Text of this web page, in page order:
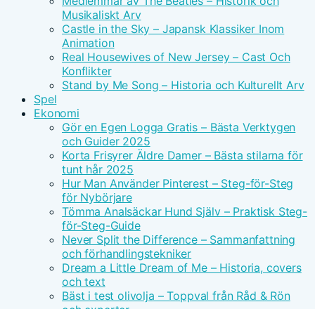
Musikaliskt Arv
Castle in the Sky – Japansk Klassiker Inom
Animation
Real Housewives of New Jersey – Cast Och
Konflikter
Stand by Me Song – Historia och Kulturellt Arv
Spel
Ekonomi
Gör en Egen Logga Gratis – Bästa Verktygen
och Guider 2025
Korta Frisyrer Äldre Damer – Bästa stilarna för
tunt hår 2025
Hur Man Använder Pinterest – Steg-för-Steg
för Nybörjare
Tömma Analsäckar Hund Själv – Praktisk Steg-
för-Steg-Guide
Never Split the Difference – Sammanfattning
och förhandlingstekniker
Dream a Little Dream of Me – Historia, covers
och text
Bäst i test olivolja – Toppval från Råd & Rön